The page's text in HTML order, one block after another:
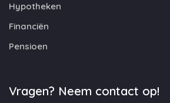
Hypotheken
Financiën
Pensioen
Vragen? Neem contact op!